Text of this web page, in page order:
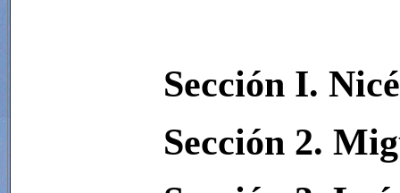
Sección I.
Sección 2.